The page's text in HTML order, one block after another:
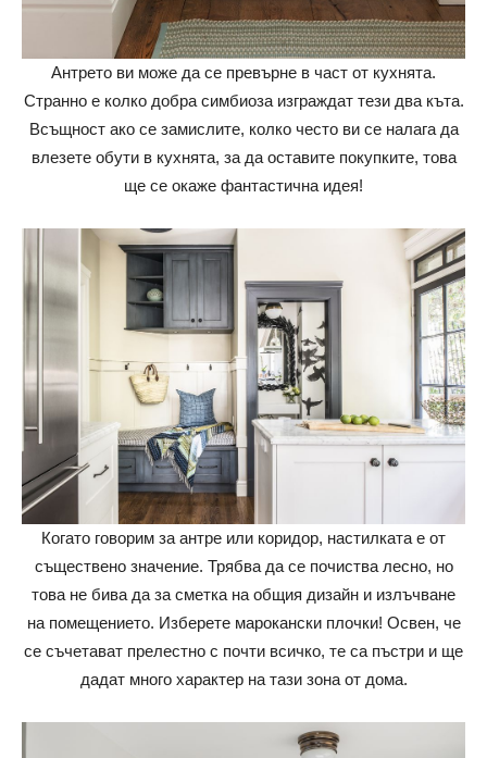
Антрето ви може да се превърне в част от кухнята.
Странно е колко добра симбиоза изграждат тези два къта.
Всъщност ако се замислите, колко често ви се налага да
влезете обути в кухнята, за да оставите покупките, това
ще се окаже фантастична идея!
Когато говорим за антре или коридор, настилката е от
съществено значение. Трябва да се почиства лесно, но
това не бива да за сметка на общия дизайн и излъчване
на помещението. Изберете марокански плочки! Освен, че
се съчетават прелестно с почти всичко, те са пъстри и ще
дадат много характер на тази зона от дома.